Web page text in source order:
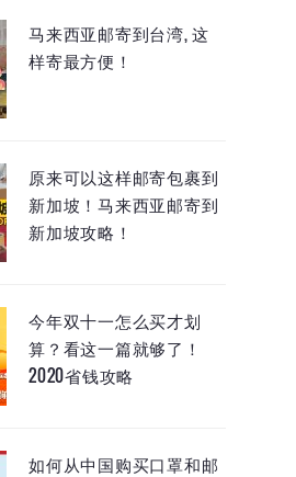
马来西亚邮寄到台湾, 这
样寄最方便！
原来可以这样邮寄包裹到
新加坡！马来西亚邮寄到
新加坡攻略！
今年双十一怎么买才划
算？看这一篇就够了！
2020省钱攻略
如何从中国购买口罩和邮